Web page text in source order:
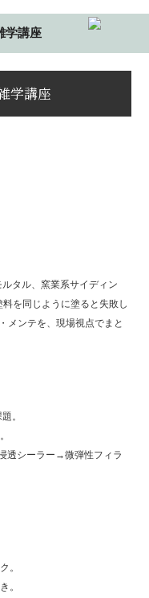
学講座
学講座
タル、窯業系サイディン
を同じように塗ると失敗し
メンテを、現場視点でまと
。
透シーラー→微弾性フィラ
。
。